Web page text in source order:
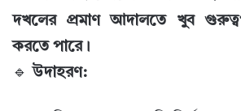
দখলের প্রমাণ আদালতে খুব
করতে পারে।
🔹 উদাহরণ: